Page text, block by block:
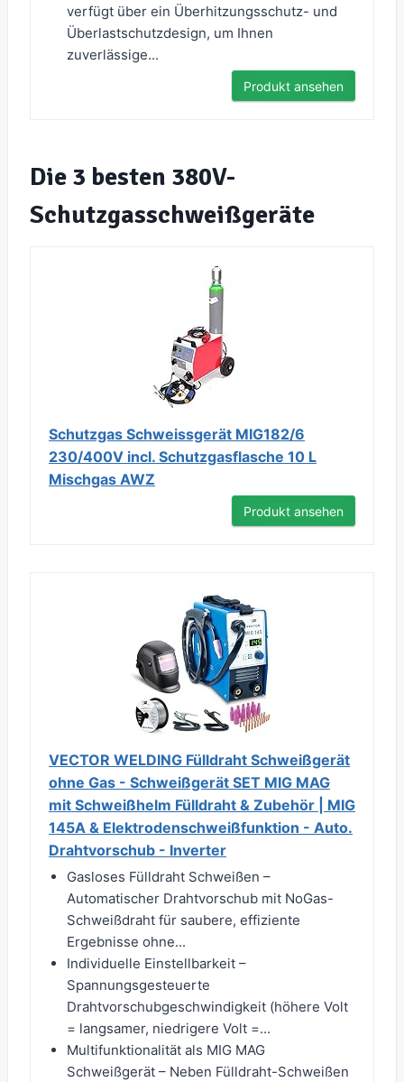
verfügt über ein Überhitzungsschutz- und
Überlastschutzdesign, um Ihnen
zuverlässige...
Produkt ansehen
Die 3 besten 380V-
Schutzgasschweißgeräte
Schutzgas Schweissgerät MIG182/6
230/400V incl. Schutzgasflasche 10 L
Mischgas AWZ
Produkt ansehen
VECTOR WELDING Fülldraht Schweißgerät
ohne Gas - Schweißgerät SET MIG MAG
mit Schweißhelm Fülldraht & Zubehör | MIG
145A & Elektrodenschweißfunktion - Auto.
Drahtvorschub - Inverter
Gasloses Fülldraht Schweißen –
Automatischer Drahtvorschub mit NoGas-
Schweißdraht für saubere, effiziente
Ergebnisse ohne...
Individuelle Einstellbarkeit –
Spannungsgesteuerte
Drahtvorschubgeschwindigkeit (höhere Volt
= langsamer, niedrigere Volt =...
Multifunktionalität als MIG MAG
Schweißgerät – Neben Fülldraht-Schweißen